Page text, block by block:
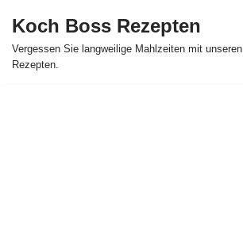
Skip
to
Koch Boss Rezepten
Vergessen Sie langweilige Mahlzeiten mit unseren
Rezepten.